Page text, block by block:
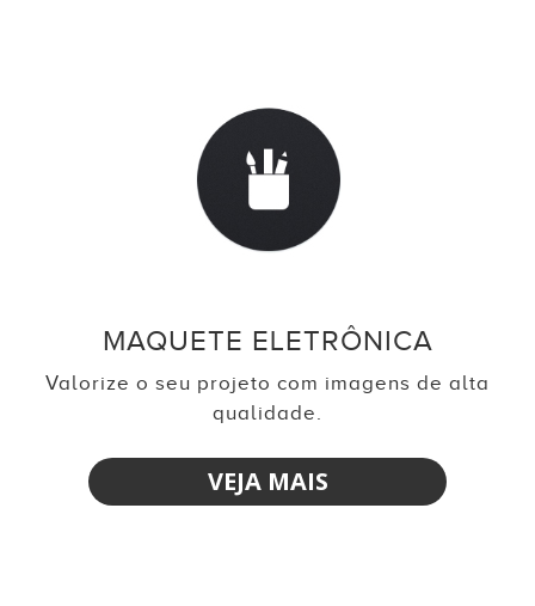
MAQUETE ELETRÔNICA
Valorize o seu projeto com imagens de alta
qualidade.
VEJA MAIS